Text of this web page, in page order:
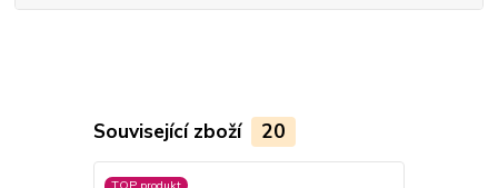
Související zboží 20